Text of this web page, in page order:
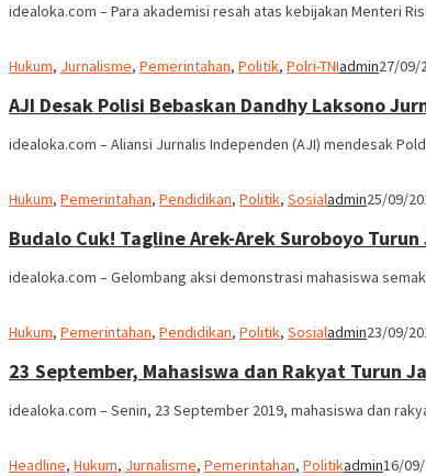
idealoka.com – Para akademisi resah atas kebijakan Menteri
Hukum, Jurnalisme, Pemerintahan, Politik, Polri-TNIadmin27/09/
AJI Desak Polisi Bebaskan Dandhy Laksono
idealoka.com – Aliansi Jurnalis Independen (AJI) mendesak
Hukum, Pemerintahan, Pendidikan, Politik, Sosialadmin25/09/
Budalo Cuk! Tagline Arek-Arek Suroboyo
idealoka.com – Gelombang aksi demonstrasi mahasiswa
Hukum, Pemerintahan, Pendidikan, Politik, Sosialadmin23/09/
23 September, Mahasiswa dan Rakyat Turun
idealoka.com – Senin, 23 September 2019, mahasiswa dan
Headline, Hukum, Jurnalisme, Pemerintahan, Politikadmin16/